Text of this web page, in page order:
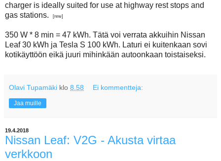
charger is ideally suited for use at highway rest stops and
gas stations.
[rew]
350 W * 8 min = 47 kWh. Tätä voi verrata akkuihin Nissan
Leaf 30 kWh ja Tesla S 100 kWh. Laturi ei kuitenkaan sovi
kotikäyttöön eikä juuri mihinkään autoonkaan toistaiseksi.
Olavi Tupamäki klo 8.58 Ei kommentteja:
Jaa muille
19.4.2018
Nissan Leaf: V2G - Akusta virtaa
verkkoon